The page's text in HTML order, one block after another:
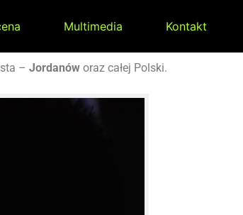
Multimedia Kontakt
– Jordanów oraz całej Polski.